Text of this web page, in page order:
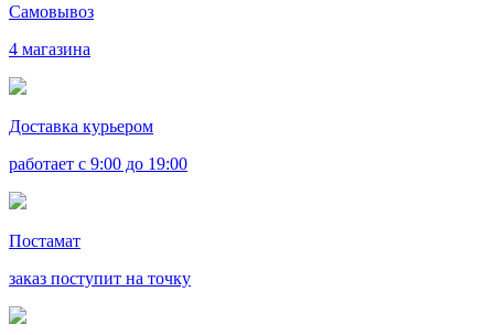
Самовывоз
4 магазина
Доставка курьером
работает с 9:00 до 19:00
Постамат
заказ поступит на точку